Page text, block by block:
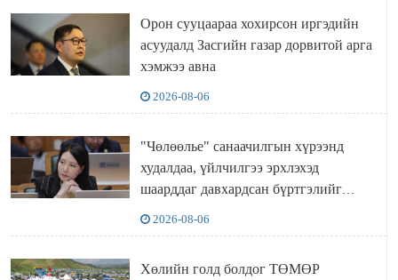
Орон сууцаараа хохирсон иргэдийн
асуудалд Засгийн газар дорвитой арга
хэмжээ авна
2026-08-06
"Чөлөөлье" санаачилгын хүрээнд
худалдаа, үйлчилгээ эрхлэхэд
шаарддаг давхардсан бүртгэлийг
2026-08-06
Хөлийн голд болдог ТӨМӨР